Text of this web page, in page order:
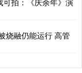
烧融仍能运行 高管